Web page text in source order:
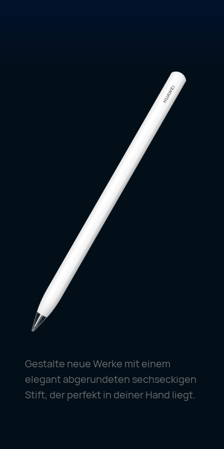
Gestalte neue Werke mit einem
elegant abgerundeten sechseckigen
Stift, der perfekt in deiner Hand liegt.